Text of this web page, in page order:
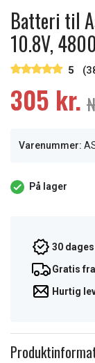
Batteri til
10.8V,
5
305 kr.
Varenummer:
På lager
30
Gratis
Hurtig